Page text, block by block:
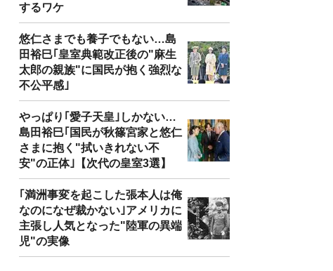
するワケ
悠仁さまでも養子でもない…島
田裕巳｢皇室典範改正後の"麻生
太郎の親族"に国民が抱く強烈な
不公平感｣
やっぱり｢愛子天皇｣しかない…
島田裕巳｢国民が秋篠宮家と悠仁
さまに抱く"拭いきれない不
安"の正体｣【次代の皇室3選】
｢満洲事変を起こした張本人は俺
なのになぜ裁かない｣アメリカに
主張し人気となった"陸軍の異端
児"の実像